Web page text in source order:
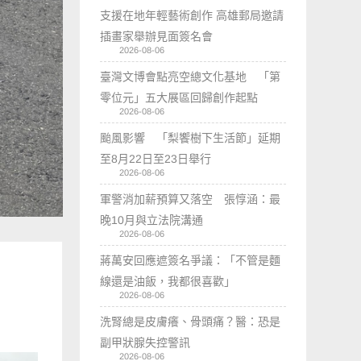
支援在地年輕藝術創作 高雄郵局邀請
插畫家舉辦見面簽名會
2026-08-06
臺灣文博會點亮空總文化基地 「第
零位元」五大展區回歸創作起點
2026-08-06
颱風影響 「梨饗樹下生活節」延期
至8月22日至23日舉行
2026-08-06
軍警消加薪預算又落空 張惇涵：最
晚10月與立法院溝通
2026-08-06
蔣萬安回應遮簽名爭議：「不管是麵
線還是油飯，我都很喜歡」
2026-08-06
洗腎總是皮膚癢、骨頭痛？醫：恐是
副甲狀腺失控警訊
2026-08-06